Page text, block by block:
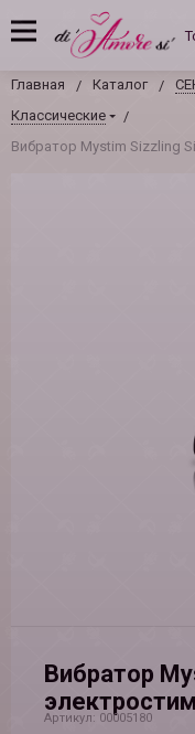
Главная Каталог
Классические
Вибратор Mystim Sizzling
Вибратор
Артикул: 00005180